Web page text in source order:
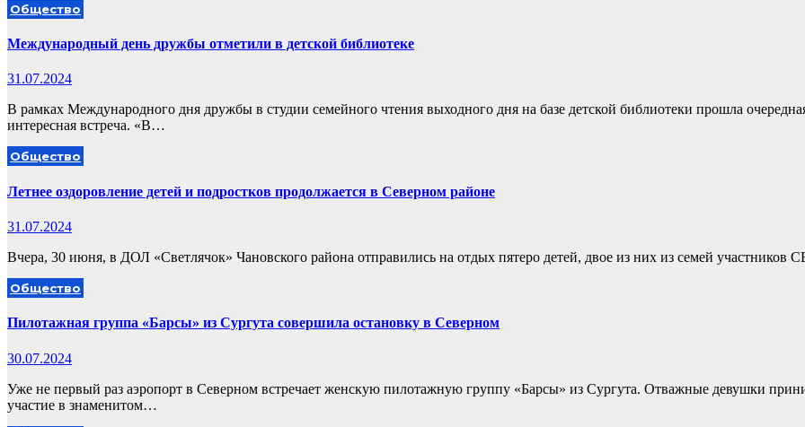
Общество
Международный день дружбы отметили в детской библиотеке
31.07.2024
В рамках Международного дня дружбы в студии семейного чтения выходного дня на базе детской библиотеки прошла
интересная встреча. «В…
Общество
Летнее оздоровление детей и подростков продолжается в Северном районе
31.07.2024
Вчера, 30 июня, в ДОЛ «Светлячок» Чановского района отправились на отдых пятеро детей, двое из них из семей участников
Общество
Пилотажная группа «Барсы» из Сургута совершила остановку в Северном
30.07.2024
Уже не первый раз аэропорт в Северном встречает женскую пилотажную группу «Барсы» из Сургута. Отважные девушки
участие в знаменитом…